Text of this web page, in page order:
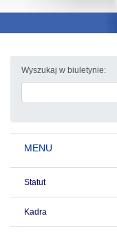
Wyszukaj w biuletynie:
MENU
Statut
Kadra